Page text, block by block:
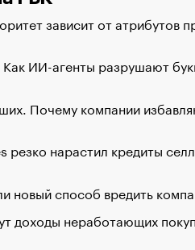
зависит от атрибутов
ИИ-агенты разрушают
Почему компании
резко нарастил кредиты
новый способ вредить
доходы неработающих